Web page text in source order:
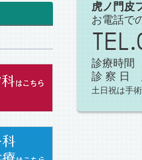
虎ノ門皮
お電話で
診療時間
診 察 日
土日祝は手